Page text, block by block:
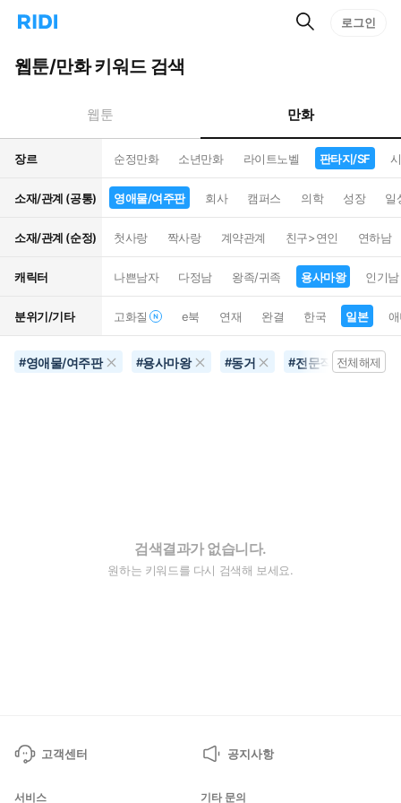
리
홈
으
턴
트
검
로그인
웹툰/만화 키워드 검색
웹툰 만화
장르 순정만화 소년만화 라이트노벨 판타지/SF
소재/관계 (공통) 영애물/여주판 회사 캠퍼스 의학 성장 일
소재/관계 (순정) 첫사랑 짝사랑 계약관계 친구>연인 연하남
캐릭터 나쁜남자 다정남 왕족/귀족 용사마왕 인기남
분위기/기타 고화질 e북 연재 완결 한국 일본
#영애물/여주판 #용사마왕 #동거 #전문직 #일본
전체해제
검색결과가 없습니다.
원하는 키워드를 다시 검색해 보세요.
고객센터 공지사항
서비스 기타 문의